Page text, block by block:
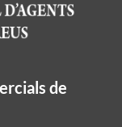
de